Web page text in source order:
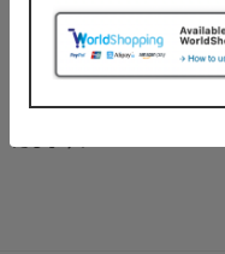
メ
ど、「高島屋オンライン